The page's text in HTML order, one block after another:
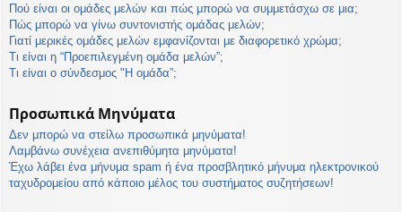
Πού είναι οι ομάδες μελών και πώς μπορώ να συμμετάσχω σε μια;
Πώς μπορώ να γίνω συντονιστής ομάδας μελών;
Γιατί μερικές ομάδες μελών εμφανίζονται με διαφορετικό χρώμα;
Τι είναι η “Προεπιλεγμένη ομάδα μελών”;
Τι είναι ο σύνδεσμος "Η ομάδα”;
Προσωπικά Μηνύματα
Δεν μπορώ να στείλω προσωπικά μηνύματα!
Λαμβάνω συνέχεια ανεπιθύμητα μηνύματα!
Έχω λάβει ένα μήνυμα spam ή ένα προσβλητικό μήνυμα ηλεκτρονικού
ταχυδρομείου από κάποιο μέλος του συστήματος συζητήσεων!